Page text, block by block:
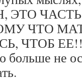
ЭТО
ЧТО
ЧТОБ ЕЕ!!!
больше не